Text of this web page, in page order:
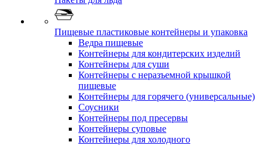
Пищевые пластиковые контейнеры и упаковка
Ведра пищевые
Контейнеры для кондитерских изделий
Контейнеры для суши
Контейнеры с неразъемной крышкой
пищевые
Контейнеры для горячего (универсальные)
Соусники
Контейнеры под пресервы
Контейнеры суповые
Контейнеры для холодного